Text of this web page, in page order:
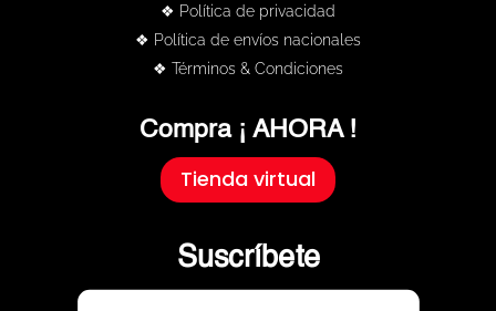
❖ Política de privacidad
❖ Política de envíos nacionales
❖ Términos & Condiciones
Compra ¡ AHORA !
Tienda virtual
Suscríbete